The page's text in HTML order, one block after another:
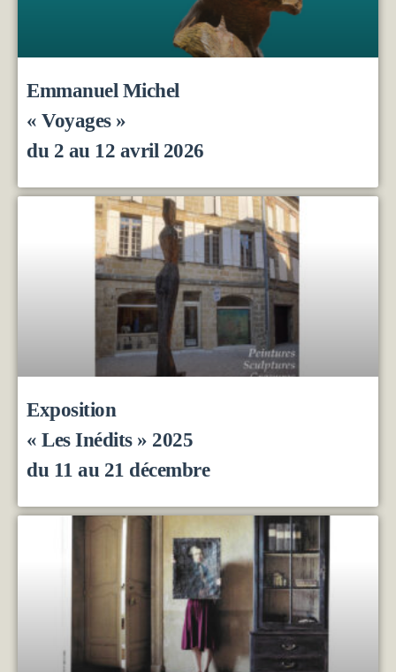
Emmanuel Michel
« Voyages »
du 2 au 12 avril 2026
Exposition
« Les Inédits » 2025
du 11 au 21 décembre